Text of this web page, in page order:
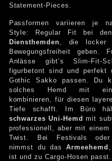
Statement-Pieces.
Passformen variieren je
Style: Regular Fit bei den
Diensthemden , die locker
Bewegungsfreiheit geben. Für elegante
Anlässe gibt’s Slim-Fit-
figurbetont sind und perfekt
Gothic Sakko passen. Du
solches Hemd mit einer Weste
kombinieren, für diesen
Tiefe schafft. Im Büro
schwarzes Uni-Hemd mit
professionell, aber mit einem alternativen
Twist. Bei Festivals oder
nimmst du dasArmeehemd
ist und zu Cargo-Hosen passt.